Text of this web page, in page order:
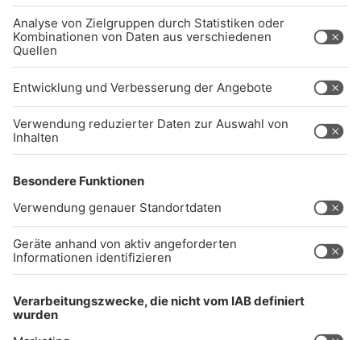
Studio-Hotline
(089) 38 38 38 38
info@radiogong.de
Impressum
Audiothek